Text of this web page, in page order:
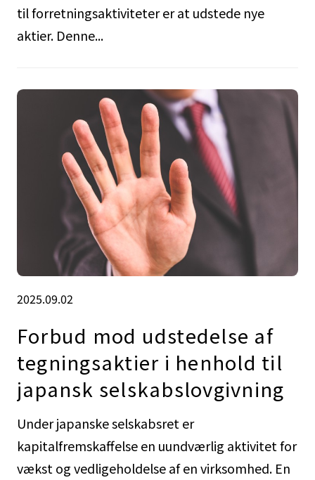
til forretningsaktiviteter er at udstede nye
aktier. Denne...
2025.09.02
Forbud mod udstedelse af
tegningsaktier i henhold til
japansk selskabslovgivning
Under japanske selskabsret er
kapitalfremskaffelse en uundværlig aktivitet for
vækst og vedligeholdelse af en virksomhed. En